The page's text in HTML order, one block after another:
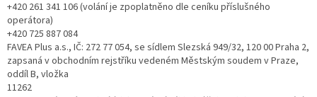
+420 261 341 106 (volání je zpoplatněno dle ceníku příslušného
operátora)
+420 725 887 084
FAVEA Plus a.s., IČ: 272 77 054, se sídlem Slezská 949/32, 120 00 Praha 2,
zapsaná v obchodním rejstříku vedeném Městským soudem v Praze,
oddíl B, vložka
11262